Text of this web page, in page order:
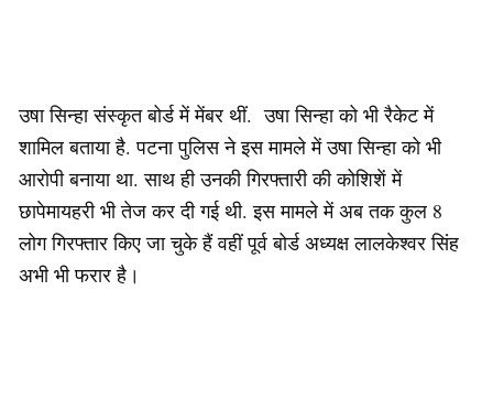
उषा सिन्हा संस्कृत बोर्ड में मेंबर थीं. उषा सिन्हा को भी रैकेट में
शामिल बताया है. पटना पुलिस ने इस मामले में उषा सिन्हा को भी
आरोपी बनाया था. साथ ही उनकी गिरफ्तारी की कोशिशें में
छापेमायहरी भी तेज कर दी गई थी. इस मामले में अब तक कुल 8
लोग गिरफ्तार किए जा चुके हैं वहीं पूर्व बोर्ड अध्यक्ष लालकेश्वर सिंह
अभी भी फरार है।